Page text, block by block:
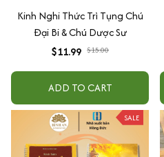
Kinh Nghi Thức Trì Tụng Chú
Đại Bi & Chú Dược Sư
$11.99 $15.00
ADD TO CART
SALE